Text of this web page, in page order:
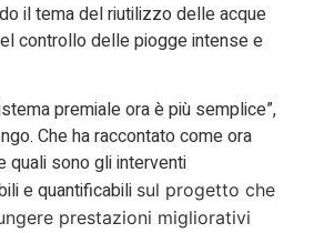
il tema del riutilizzo delle acque
controllo delle piogge intense e
premiale ora è più semplice”,
Che ha raccontato come ora
quali sono gli interventi
e quantificabili sul progetto che
prestazioni migliorativi